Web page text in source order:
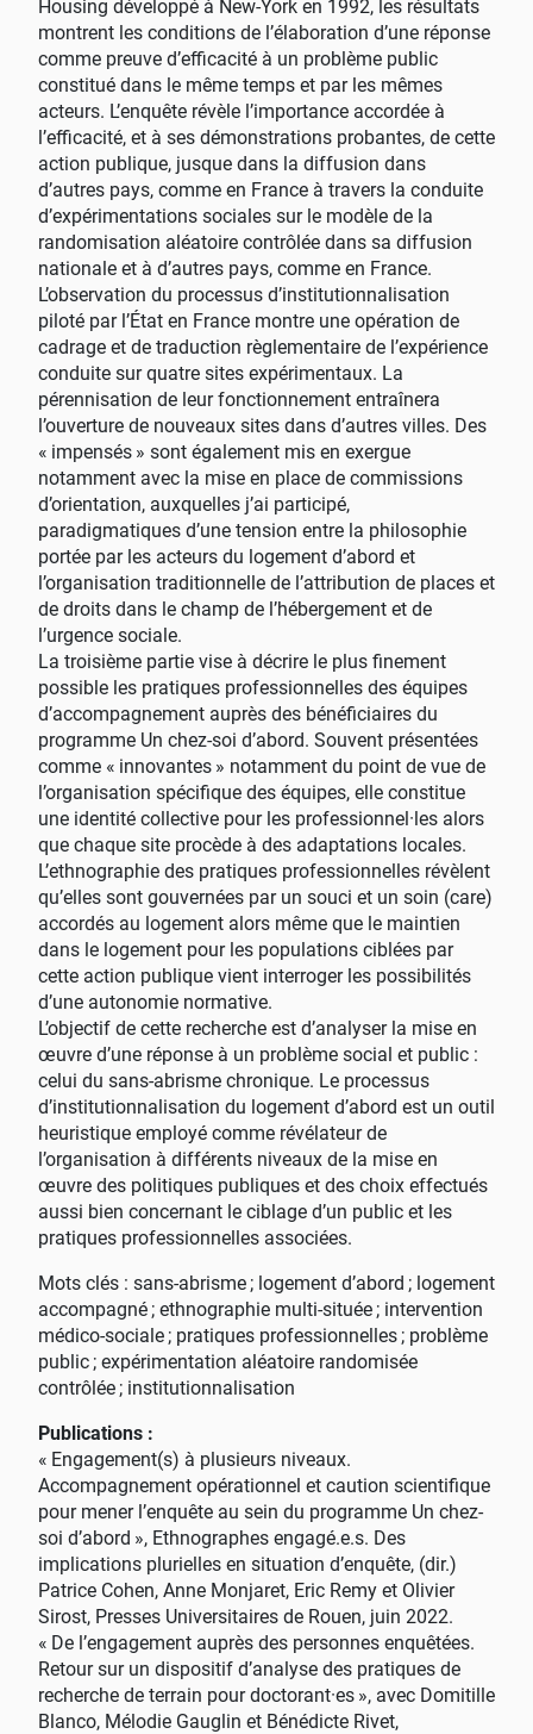
Housing développé à New-York en 1992, les résultats
montrent les conditions de l’élaboration d’une réponse
comme preuve d’efficacité à un problème public
constitué dans le même temps et par les mêmes
acteurs. L’enquête révèle l’importance accordée à
l’efficacité, et à ses démonstrations probantes, de cette
action publique, jusque dans la diffusion dans
d’autres pays, comme en France à travers la conduite
d’expérimentations sociales sur le modèle de la
randomisation aléatoire contrôlée dans sa diffusion
nationale et à d’autres pays, comme en France.
L’observation du processus d’institutionnalisation
piloté par l’État en France montre une opération de
cadrage et de traduction règlementaire de l’expérience
conduite sur quatre sites expérimentaux. La
pérennisation de leur fonctionnement entraînera
l’ouverture de nouveaux sites dans d’autres villes. Des
« impensés » sont également mis en exergue
notamment avec la mise en place de commissions
d’orientation, auxquelles j’ai participé,
paradigmatiques d’une tension entre la philosophie
portée par les acteurs du logement d’abord et
l’organisation traditionnelle de l’attribution de places et
de droits dans le champ de l’hébergement et de
l’urgence sociale.
La troisième partie vise à décrire le plus finement
possible les pratiques professionnelles des équipes
d’accompagnement auprès des bénéficiaires du
programme Un chez-soi d’abord. Souvent présentées
comme « innovantes » notamment du point de vue de
l’organisation spécifique des équipes, elle constitue
une identité collective pour les professionnel·les alors
que chaque site procède à des adaptations locales.
L’ethnographie des pratiques professionnelles révèlent
qu’elles sont gouvernées par un souci et un soin (care)
accordés au logement alors même que le maintien
dans le logement pour les populations ciblées par
cette action publique vient interroger les possibilités
d’une autonomie normative.
L’objectif de cette recherche est d’analyser la mise en
œuvre d’une réponse à un problème social et public :
celui du sans-abrisme chronique. Le processus
d’institutionnalisation du logement d’abord est un outil
heuristique employé comme révélateur de
l’organisation à différents niveaux de la mise en
œuvre des politiques publiques et des choix effectués
aussi bien concernant le ciblage d’un public et les
pratiques professionnelles associées.
Mots clés : sans-abrisme ; logement d’abord ; logement
accompagné ; ethnographie multi-située ; intervention
médico-sociale ; pratiques professionnelles ; problème
public ; expérimentation aléatoire randomisée
contrôlée ; institutionnalisation
Publications :
« Engagement(s) à plusieurs niveaux.
Accompagnement opérationnel et caution scientifique
pour mener l’enquête au sein du programme Un chez-
soi d’abord », Ethnographes engagé.e.s. Des
implications plurielles en situation d’enquête, (dir.)
Patrice Cohen, Anne Monjaret, Eric Remy et Olivier
Sirost, Presses Universitaires de Rouen, juin 2022.
« De l’engagement auprès des personnes enquêtées.
Retour sur un dispositif d’analyse des pratiques de
recherche de terrain pour doctorant·es », avec Domitille
Blanco, Mélodie Gauglin et Bénédicte Rivet,